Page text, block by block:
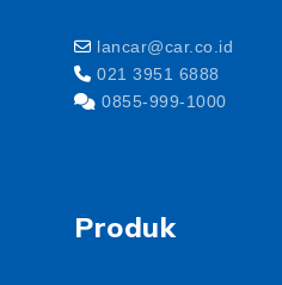
lancar@car.co.id
021 3951 6888
0855-999-1000
Produk